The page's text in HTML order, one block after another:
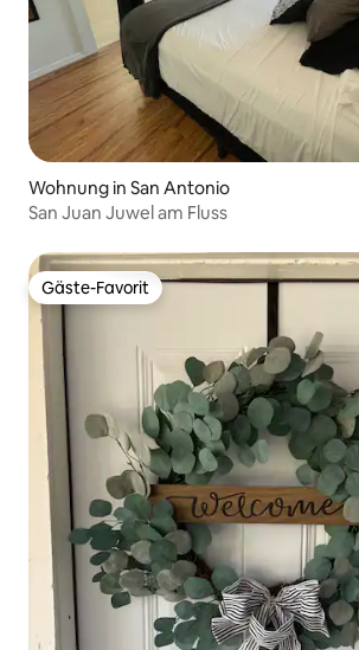
Wohnung in San Antonio
San Juan Juwel am Fluss
Gäste-Favorit
Gäste-Favorit